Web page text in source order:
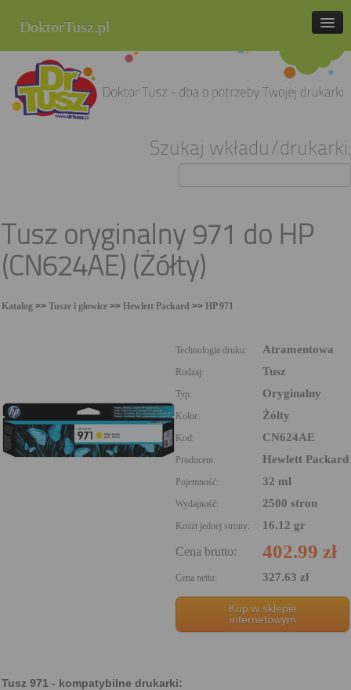
DoktorTusz.pl
tel. 857 337 337
Strona główna
Szukaj wkładu/drukarki:
Tusz oryginalny 971 do HP
(CN624AE) (Żółty)
Katalog >> Tusze i głowice >> Hewlett Packard >> HP 971
Technologia druku: Atramentowa
Rodzaj: Tusz
Typ: Oryginalny
Kolor: Żółty
Kod: CN624AE
Producent: Hewlett Packard
Pojemność: 32 ml
Wydajność: 2500 stron
Koszt jednej strony: 16.12 gr
Cena brutto: 402.99 zł
Cena netto: 327.63 zł
Kup w sklepie
internetowym
Tusz 971 - kompatybilne drukarki: